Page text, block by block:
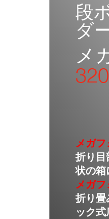
段
ダ
メ
メガ
折り目
状の箱
メガ
折り畳
ック式